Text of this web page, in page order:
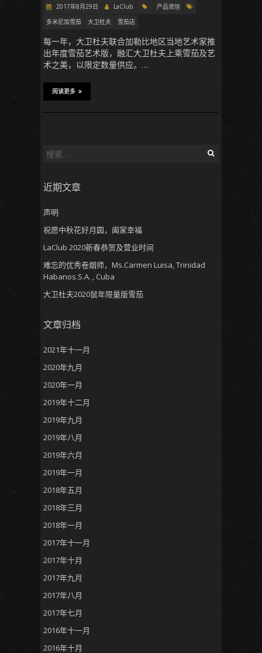
2017年8月29日 LaClub
产品资信
多米尼加雪茄
大卫杜夫 雪茄店
每一年，大卫杜夫联合加勒比地区当地艺术家推
出年度雪茄艺术版，融汇大卫杜夫上乘雪茄及艺
术之美，以限定数量供应。…
阅读更多
搜
近期文章
声明
祝愿中秋花好月圆，阖家幸福
LaClub 2020新春恭贺及营业时间
难忘的优秀卷烟师，Ms.Carmen Luisa, Trinidad
Habanos.S.A. , Cuba
大卫杜夫2020鼠年限量版雪茄
文章归档
2021年十一月
2020年九月
2020年一月
2019年十二月
2019年九月
2019年八月
2019年六月
2019年一月
2018年五月
2018年三月
2018年一月
2017年十一月
2017年十月
2017年九月
2017年八月
2017年七月
2016年十一月
2016年十月